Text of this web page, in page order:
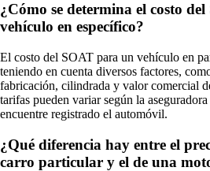
¿Cómo se determina el costo
vehículo en específico?
El costo del SOAT para un vehículo en
teniendo en cuenta diversos factores,
fabricación, cilindrada y valor comercial
tarifas pueden variar según la
encuentre registrado el automóvil.
¿Qué diferencia hay entre el
carro particular y el de una